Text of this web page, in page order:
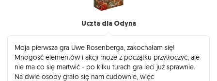
Uczta dla Odyna
Moja pierwsza gra Uwe Rosenberga, zakochałam się!
Mnogość elementów i akcji może z początku przytłoczyć, ale
nie ma co się martwić - po kilku turach gra leci już sprawnie.
Na dwie osoby grało się nam cudownie, więc